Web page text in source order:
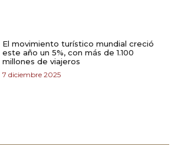
El movimiento turístico mundial creció
este año un 5%, con más de 1.100
millones de viajeros
7 diciembre 2025